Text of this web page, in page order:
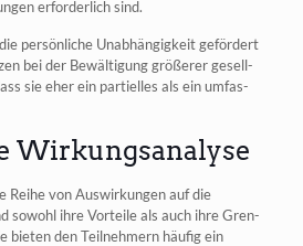
erfor­der­lich sind.
per­sön­li­che Unab­hän­gig­keit geför­dert
bei der Bewäl­ti­gung grö­ße­rer gesell­
sie eher ein par­ti­el­les als ein umfas­
Wirkungsanalyse
Rei­he von Aus­wir­kun­gen auf die
sowohl ihre Vor­tei­le als auch ihre Gren­
bie­ten den Teil­neh­mern häu­fig ein